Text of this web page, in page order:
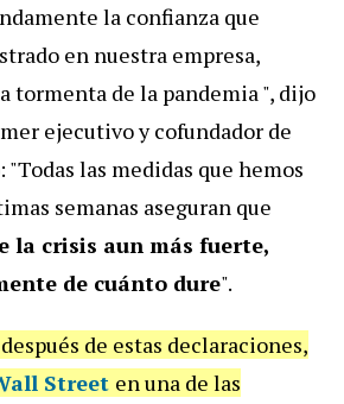
la confianza que
en nuestra empresa,
tormenta de la pandemia ", dijo
ejecutivo y cofundador de
"Todas las medidas que hemos
semanas aseguran que
la crisis aun más fuerte,
de cuánto dure".
de estas declaraciones,
Street en una de las